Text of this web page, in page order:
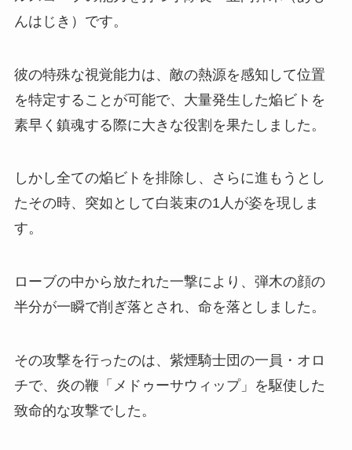
んはじき）です。
彼の特殊な視覚能力は、敵の熱源を感知して位置
を特定することが可能で、大量発生した焔ビトを
素早く鎮魂する際に大きな役割を果たしました。
しかし全ての焔ビトを排除し、さらに進もうとし
たその時、突如として白装束の1人が姿を現しま
す。
ローブの中から放たれた一撃により、弾木の顔の
半分が一瞬で削ぎ落とされ、命を落としました。
その攻撃を行ったのは、紫煙騎士団の一員・オロ
チで、炎の鞭「メドゥーサウィップ」を駆使した
致命的な攻撃でした。